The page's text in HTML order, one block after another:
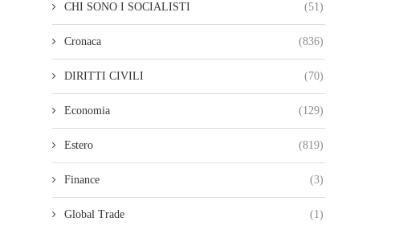
CHI SONO I SOCIALISTI (51)
Cronaca (836)
DIRITTI CIVILI (70)
Economia (129)
Estero (819)
Finance (3)
Global Trade (1)